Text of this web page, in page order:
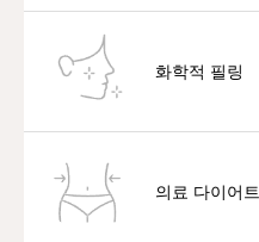
화학적 필링
의료 다이어트